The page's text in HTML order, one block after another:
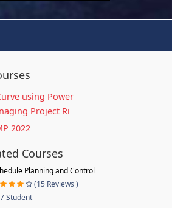
using Power
Project Ri
2022
Courses
Planning and Control
(15 Reviews )
Student